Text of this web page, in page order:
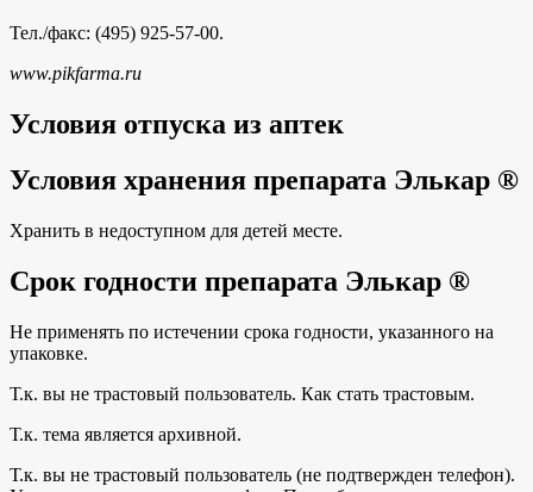
Тел./факс: (495) 925-57-00.
www.pikfarma.ru
Условия отпуска из аптек
Условия хранения препарата Элькар ®
Хранить в недоступном для детей месте.
Срок годности препарата Элькар ®
Не применять по истечении срока годности, указанного на
упаковке.
Т.к. вы не трастовый пользователь. Как стать трастовым.
Т.к. тема является архивной.
Т.к. вы не трастовый пользователь (не подтвержден телефон).